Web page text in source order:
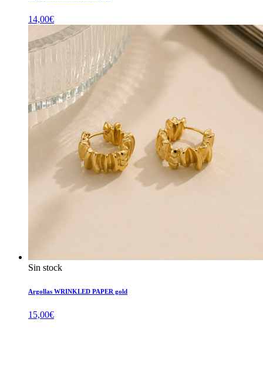
14,00€
Sin stock
Argollas WRINKLED PAPER gold
15,00€